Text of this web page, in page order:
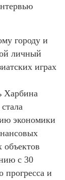
городу и
личный
играх
Харбина
экономики
с 30
прогресса и